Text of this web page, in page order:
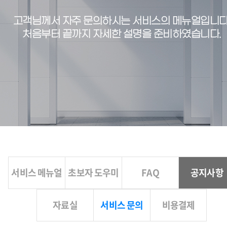
고객님께서 자주 문의하시는 서비스의 메뉴얼입니
처음부터 끝까지 자세한 설명을 준비하였습니다.
서비스 메뉴얼 초보자 도우미 FAQ 공지사항
자료실 서비스 문의 비용결제